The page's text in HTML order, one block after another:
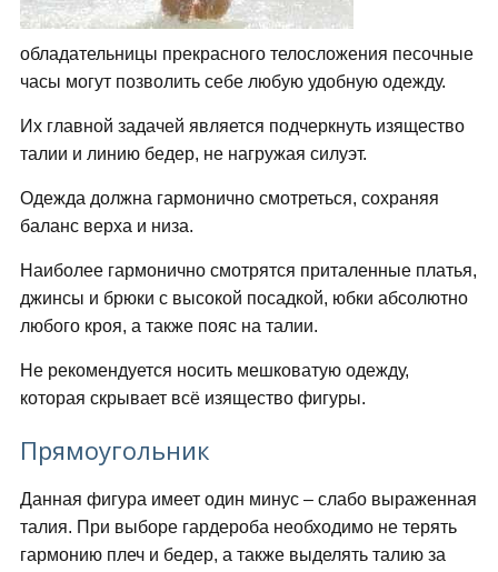
обладательницы прекрасного телосложения песочные
часы могут позволить себе любую удобную одежду.
Их главной задачей является подчеркнуть изящество
талии и линию бедер, не нагружая силуэт.
Одежда должна гармонично смотреться, сохраняя
баланс верха и низа.
Наиболее гармонично смотрятся приталенные платья,
джинсы и брюки с высокой посадкой, юбки абсолютно
любого кроя, а также пояс на талии.
Не рекомендуется носить мешковатую одежду,
которая скрывает всё изящество фигуры.
Прямоугольник
Данная фигура имеет один минус – слабо выраженная
талия. При выборе гардероба необходимо не терять
гармонию плеч и бедер, а также выделять талию за